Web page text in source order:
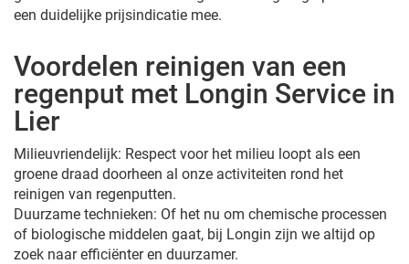
een duidelijke prijsindicatie mee.
Voordelen reinigen van een
regenput met Longin Service in
Lier
Milieuvriendelijk: Respect voor het milieu loopt als een
groene draad doorheen al onze activiteiten rond het
reinigen van regenputten.
Duurzame technieken: Of het nu om chemische processen
of biologische middelen gaat, bij Longin zijn we altijd op
zoek naar efficiënter en duurzamer.